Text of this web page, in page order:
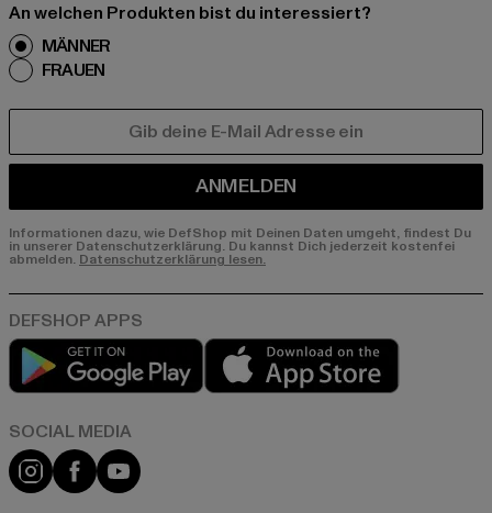
An welchen Produkten bist du interessiert?
MÄNNER
FRAUEN
ANMELDEN
Informationen dazu, wie DefShop mit Deinen Daten umgeht, findest Du
in unserer Datenschutzerklärung. Du kannst Dich jederzeit kostenfei
abmelden. Datenschutzerklärung lesen.
Play market
Instagram
FacebookYouTube